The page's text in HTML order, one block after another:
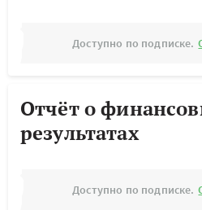
Доступно по подписке.
Отчёт о
результатах
Доступно по подписке.